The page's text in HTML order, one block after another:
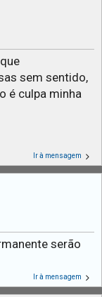
sem sentido,
é culpa minha
Ir à mensagem
serão
Ir à mensagem